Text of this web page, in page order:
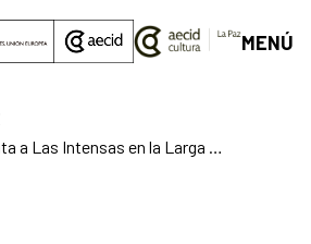
MENÚ
JARANA! presenta a Las Intensas en la Larga Noche de Museos